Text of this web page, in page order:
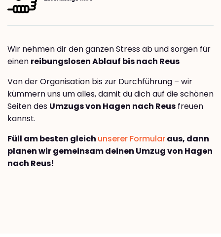
Wir nehmen dir den ganzen Stress ab und sorgen für
einen reibungslosen Ablauf bis nach Reus
Von der Organisation bis zur Durchführung – wir
kümmern uns um alles, damit du dich auf die schönen
Seiten des Umzugs von Hagen nach Reus freuen
kannst.
Füll am besten gleich unserer Formularaus, dann
planen wir gemeinsam deinen Umzug von Hagen
nach Reus!